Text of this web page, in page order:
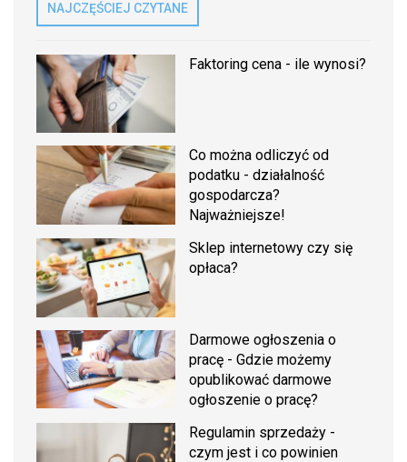
NAJCZĘŚCIEJ CZYTANE
Faktoring cena - ile wynosi?
Co można odliczyć od
podatku - działalność
gospodarcza?
Najważniejsze!
Sklep internetowy czy się
opłaca?
Darmowe ogłoszenia o
pracę - Gdzie możemy
opublikować darmowe
ogłoszenie o pracę?
Regulamin sprzedaży -
czym jest i co powinien